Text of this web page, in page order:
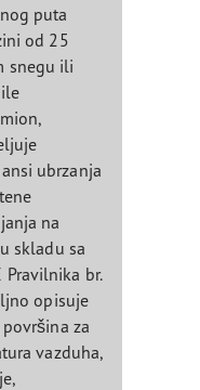
puta
od 25
snegu ili
ubrzanja
na
skladu sa
Pravilnika br.
opisuje
za
vazduha,